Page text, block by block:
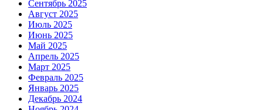
Сентябрь 2025
Август 2025
Июль 2025
Июнь 2025
Май 2025
Апрель 2025
Март 2025
Февраль 2025
Январь 2025
Декабрь 2024